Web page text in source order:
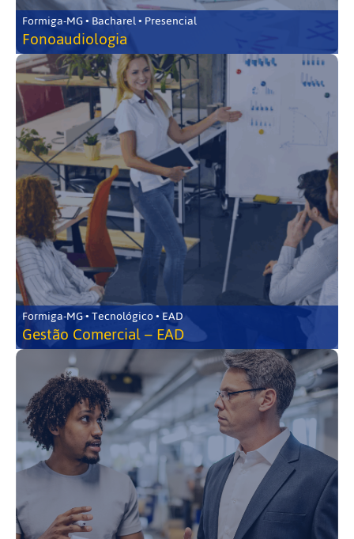
Formiga-MG • Bacharel • Presencial
Fonoaudiologia
Formiga-MG • Tecnológico • EAD
Gestão Comercial – EAD